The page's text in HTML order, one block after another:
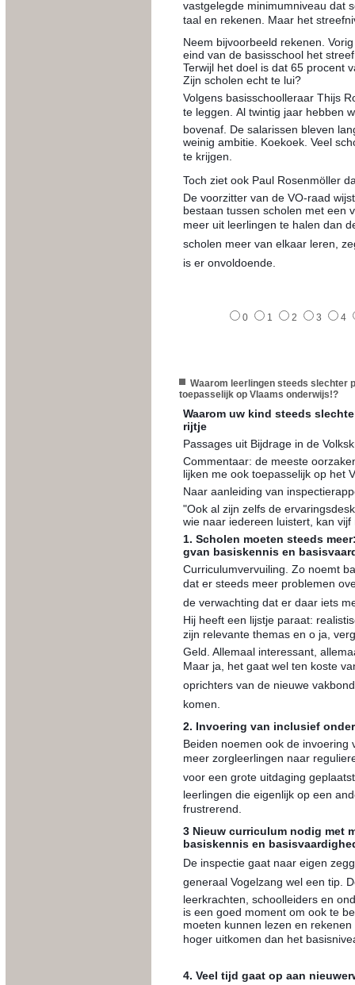
vastgelegde minimumniveau dat
taal en rekenen. Maar het
Neem bijvoorbeeld rekenen.
eind van de basisschool het
Terwijl het doel is dat 65 procent
Zijn scholen echt te lui?
Volgens ­basisschoolleraar Thijs
te leggen. Al twintig jaar hebben
bovenaf. De salarissen bleven
weinig ambitie. Koekoek. Veel
te krijgen.
Toch ziet ook Paul Rosenmöller
De voorzitter van de VO-raad
bestaan tussen scholen met een
meer uit leerlingen te halen dan
scholen meer van elkaar leren,
is er onvoldoende.
0 1 2 3 4
Waarom leerlingen steeds slechter
toepasselijk op Vlaams onderwijs!?
Waarom uw kind steeds
rijtje
Passages uit Bijdrage in de
Commentaar: de meeste
lijken me ook toepasselijk op het
Naar aanleiding van
"Ook al zijn zelfs de
wie naar iedereen luistert, kan
1. Scholen moeten steeds
gvan basiskennis en
Curriculumvervuiling. Zo noemt
dat er steeds meer problemen
de verwachting dat er daar iets
Hij heeft een lijstje paraat:
zijn relevante themas en o ja,
Geld. Allemaal interessant,
Maar ja, het gaat wel ten koste
oprichters van de nieuwe
komen.
2. Invoering van inclusief
Beiden noemen ook de invoering
meer zorgleerlingen naar
voor een grote uitdaging
leerlingen die eigenlijk op een
frustrerend.
3 Nieuw curriculum nodig met
basiskennis en
De inspectie gaat naar eigen
generaal Vogelzang wel een tip.
leerkrachten, schoolleiders en
is een goed moment om ook te
moeten kunnen lezen en
hoger uitkomen dan het
4. Veel tijd gaat op aan